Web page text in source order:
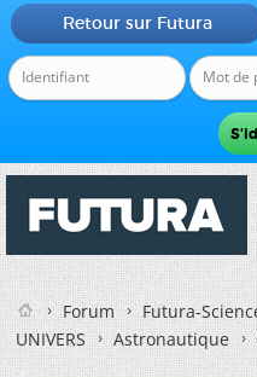
Retour sur Futura
Forum
Futura-
UNIVERS
Astronautique